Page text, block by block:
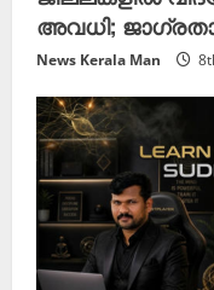
അവധി;
News Kerala Man